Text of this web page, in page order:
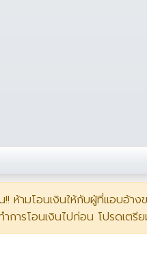
ห้ามโอนเงินให้กับผู้ที่แอบอ้า
การโอนเงินไปก่อน โปรดเตรี